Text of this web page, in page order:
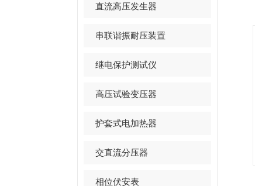
直流高压发生器
串联谐振耐压装置
继电保护测试仪
高压试验变压器
护套式电加热器
交直流分压器
相位伏安表